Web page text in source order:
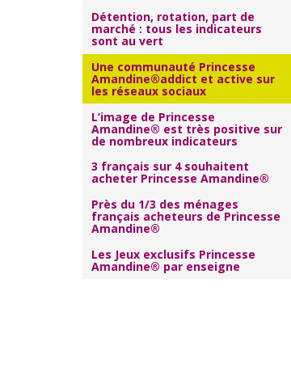
Détention, rotation, part de
marché : tous les indicateurs
sont au vert
Une communauté Princesse
Amandine®addict et active sur
les réseaux sociaux
L’image de Princesse
Amandine® est très positive sur
de nombreux indicateurs
3 français sur 4 souhaitent
acheter Princesse Amandine®
Près du 1/3 des ménages
français acheteurs de Princesse
Amandine®
Les Jeux exclusifs Princesse
Amandine® par enseigne